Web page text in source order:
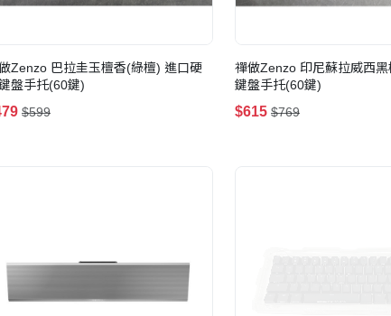
Zenzo 巴拉圭玉檀香(綠檀) 進口硬
盤手托(60鍵)
$599
禪做Zenzo 印尼蘇拉威西
鍵盤手托(60鍵)
$615 $769